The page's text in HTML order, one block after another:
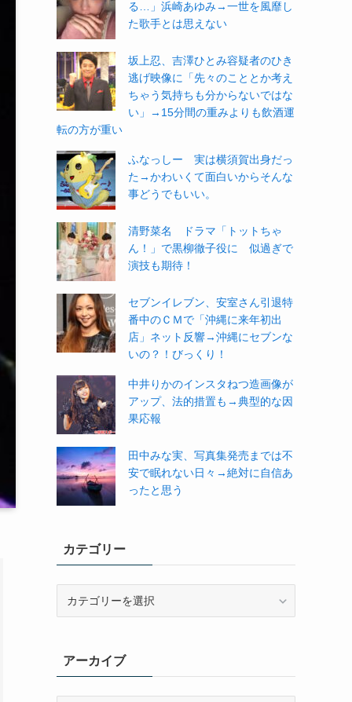
る…」浜崎あゆみ→一世を風靡し
た歌手とは思えない
坂上忍、吉澤ひとみ容疑者のひき
逃げ映像に「先々のこととか考え
ちゃう気持ちも分からないではな
い」→15分間の重みよりも飲酒運
転の方が重い
ふなっしー 実は横須賀出身だっ
た→かわいくて面白いからそんな
事どうでもいい。
清野菜名 ドラマ「トットちゃ
ん！」で黒柳徹子役に 似過ぎで
演技も期待！
セブンイレブン、安室さん引退特
番中のＣＭで「沖縄に来年初出
店」ネット反響→沖縄にセブンな
いの？！びっくり！
中井りかのインスタねつ造画像が
アップ、法的措置も→典型的な因
果応報
田中みな実、写真集発売までは不
安で眠れない日々→絶対に自信あ
ったと思う
カテゴリー
ーアーカイブ